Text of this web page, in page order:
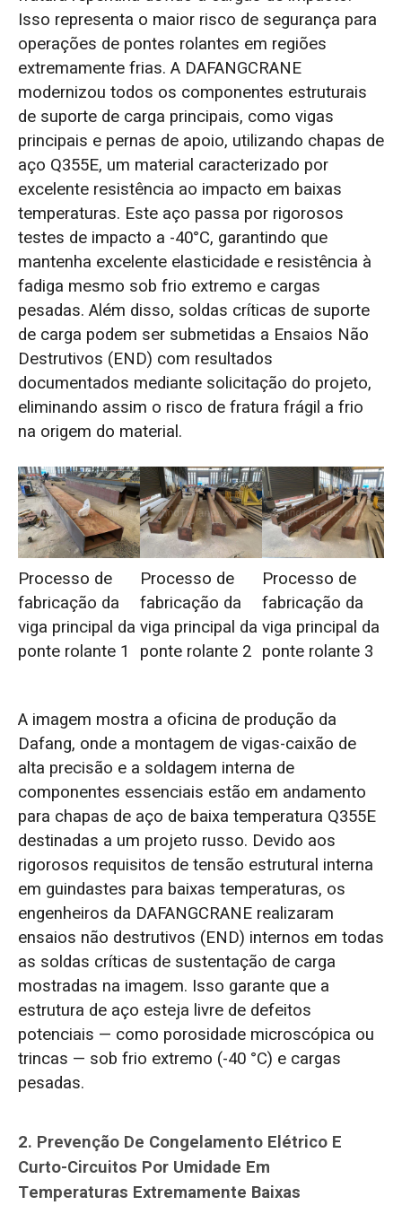
Isso representa o maior risco de segurança para
operações de pontes rolantes em regiões
extremamente frias. A DAFANGCRANE
modernizou todos os componentes estruturais
de suporte de carga principais, como vigas
principais e pernas de apoio, utilizando chapas de
aço Q355E, um material caracterizado por
excelente resistência ao impacto em baixas
temperaturas. Este aço passa por rigorosos
testes de impacto a -40°C, garantindo que
mantenha excelente elasticidade e resistência à
fadiga mesmo sob frio extremo e cargas
pesadas. Além disso, soldas críticas de suporte
de carga podem ser submetidas a Ensaios Não
Destrutivos (END) com resultados
documentados mediante solicitação do projeto,
eliminando assim o risco de fratura frágil a frio
na origem do material.
Processo de
fabricação da
viga principal da
ponte rolante 1
Processo de
fabricação da
viga principal da
ponte rolante 2
Processo de
fabricação da
viga principal da
ponte rolante 3
A imagem mostra a oficina de produção da
Dafang, onde a montagem de vigas-caixão de
alta precisão e a soldagem interna de
componentes essenciais estão em andamento
para chapas de aço de baixa temperatura Q355E
destinadas a um projeto russo. Devido aos
rigorosos requisitos de tensão estrutural interna
em guindastes para baixas temperaturas, os
engenheiros da DAFANGCRANE realizaram
ensaios não destrutivos (END) internos em todas
as soldas críticas de sustentação de carga
mostradas na imagem. Isso garante que a
estrutura de aço esteja livre de defeitos
potenciais — como porosidade microscópica ou
trincas — sob frio extremo (-40 °C) e cargas
pesadas.
2. Prevenção De Congelamento Elétrico E
Curto-Circuitos Por Umidade Em
Temperaturas Extremamente Baixas